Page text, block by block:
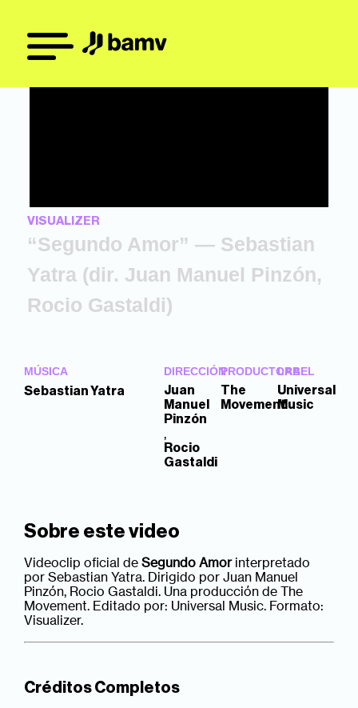
VISUALIZER
“Segundo Amor” — Sebastian
Yatra (dir. Juan Manuel Pinzón,
Rocio Gastaldi)
MÚSICA
Sebastian Yatra
DIRECCIÓN
Juan
Manuel
Pinzón
,
Rocio
Gastaldi
PRODUCTORA
The
Movement
LABEL
Universal
Music
Sobre este video
Videoclip oficial deSegundo Amorinterpretado
por Sebastian Yatra. Dirigido por Juan Manuel
Pinzón, Rocio Gastaldi. Una producción de The
Movement. Editado por: Universal Music. Formato:
Visualizer.
Créditos Completos